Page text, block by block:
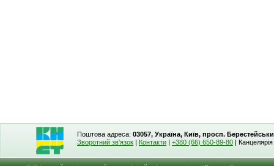
Поштова адреса: 03057, Україна, Київ, просп.
Зворотний зв'язок | Контакти | +380 (66) 650-89-80 | Канцелярія